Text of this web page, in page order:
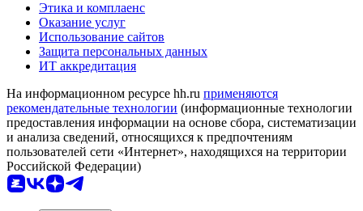
Этика и комплаенс
Оказание услуг
Использование сайтов
Защита персональных данных
ИТ аккредитация
На информационном ресурсе hh.ru применяются
рекомендательные технологии (информационные технологии
предоставления информации на основе сбора, систематизации
и анализа сведений, относящихся к предпочтениям
пользователей сети «Интернет», находящихся на территории
Российской Федерации)